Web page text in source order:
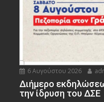
6 Αυγούστου 2026
Διήμερο
την ίδρυση του ΔΣΕ